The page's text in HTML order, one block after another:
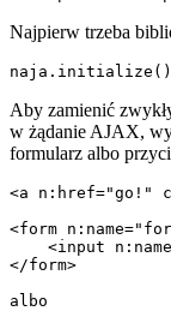
Najpierw trzeba
Aby zamienić
w żądanie AJAX,
formularz albo
<a n:href="go!"
<form
<input
</form>
albo